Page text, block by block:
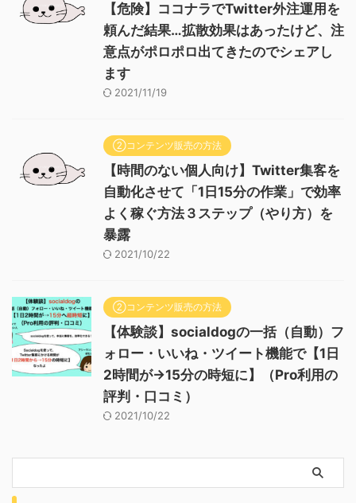
【危険】ココナラでTwitter外注運用を
頼んだ結果…拡散効果はあったけど、注
意点がポロポロ出てきたのでシェアし
ます
2021/11/19
②コンテンツ販売の方法
【時間のない個人向け】Twitter集客を
自動化させて「1日15分の作業」で効率
よく稼ぐ方法３ステップ（やり方）を
暴露
2021/10/22
②コンテンツ販売の方法
【体験談】socialdogの一括（自動）フ
ォロー・いいね・ツイート機能で【1日
2時間が→15分の時短に】（Pro利用の
評判・口コミ）
2021/10/22